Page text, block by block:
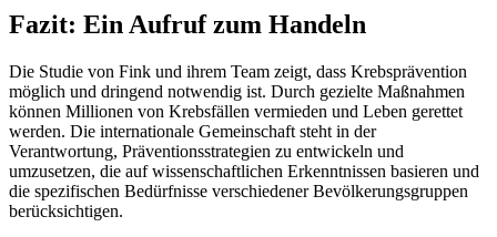
Fazit: Ein Aufruf zum Handeln
Die Studie von Fink und ihrem Team zeigt, dass Krebsprävention
möglich und dringend notwendig ist. Durch gezielte Maßnahmen
können Millionen von Krebsfällen vermieden und Leben gerettet
werden. Die internationale Gemeinschaft steht in der
Verantwortung, Präventionsstrategien zu entwickeln und
umzusetzen, die auf wissenschaftlichen Erkenntnissen basieren und
die spezifischen Bedürfnisse verschiedener Bevölkerungsgruppen
berücksichtigen.